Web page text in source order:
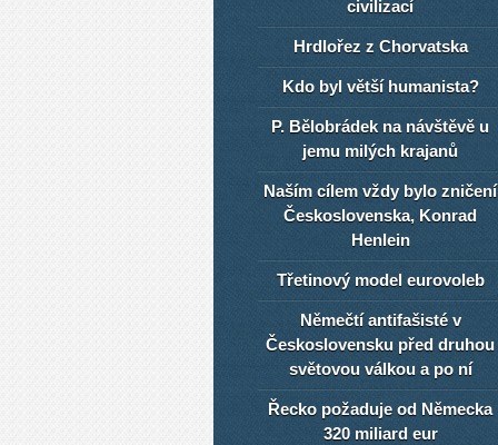
civilizací
Hrdlořez z Chorvatska
Kdo byl větší humanista?
P. Bělobrádek na návštěvě u
jemu milých krajanů
Naším cílem vždy bylo zničení
Československa, Konrad
Henlein
Třetinový model eurovoleb
Němečtí antifašisté v
Československu před druhou
světovou válkou a po ní
Řecko požaduje od Německa
320 miliard eur